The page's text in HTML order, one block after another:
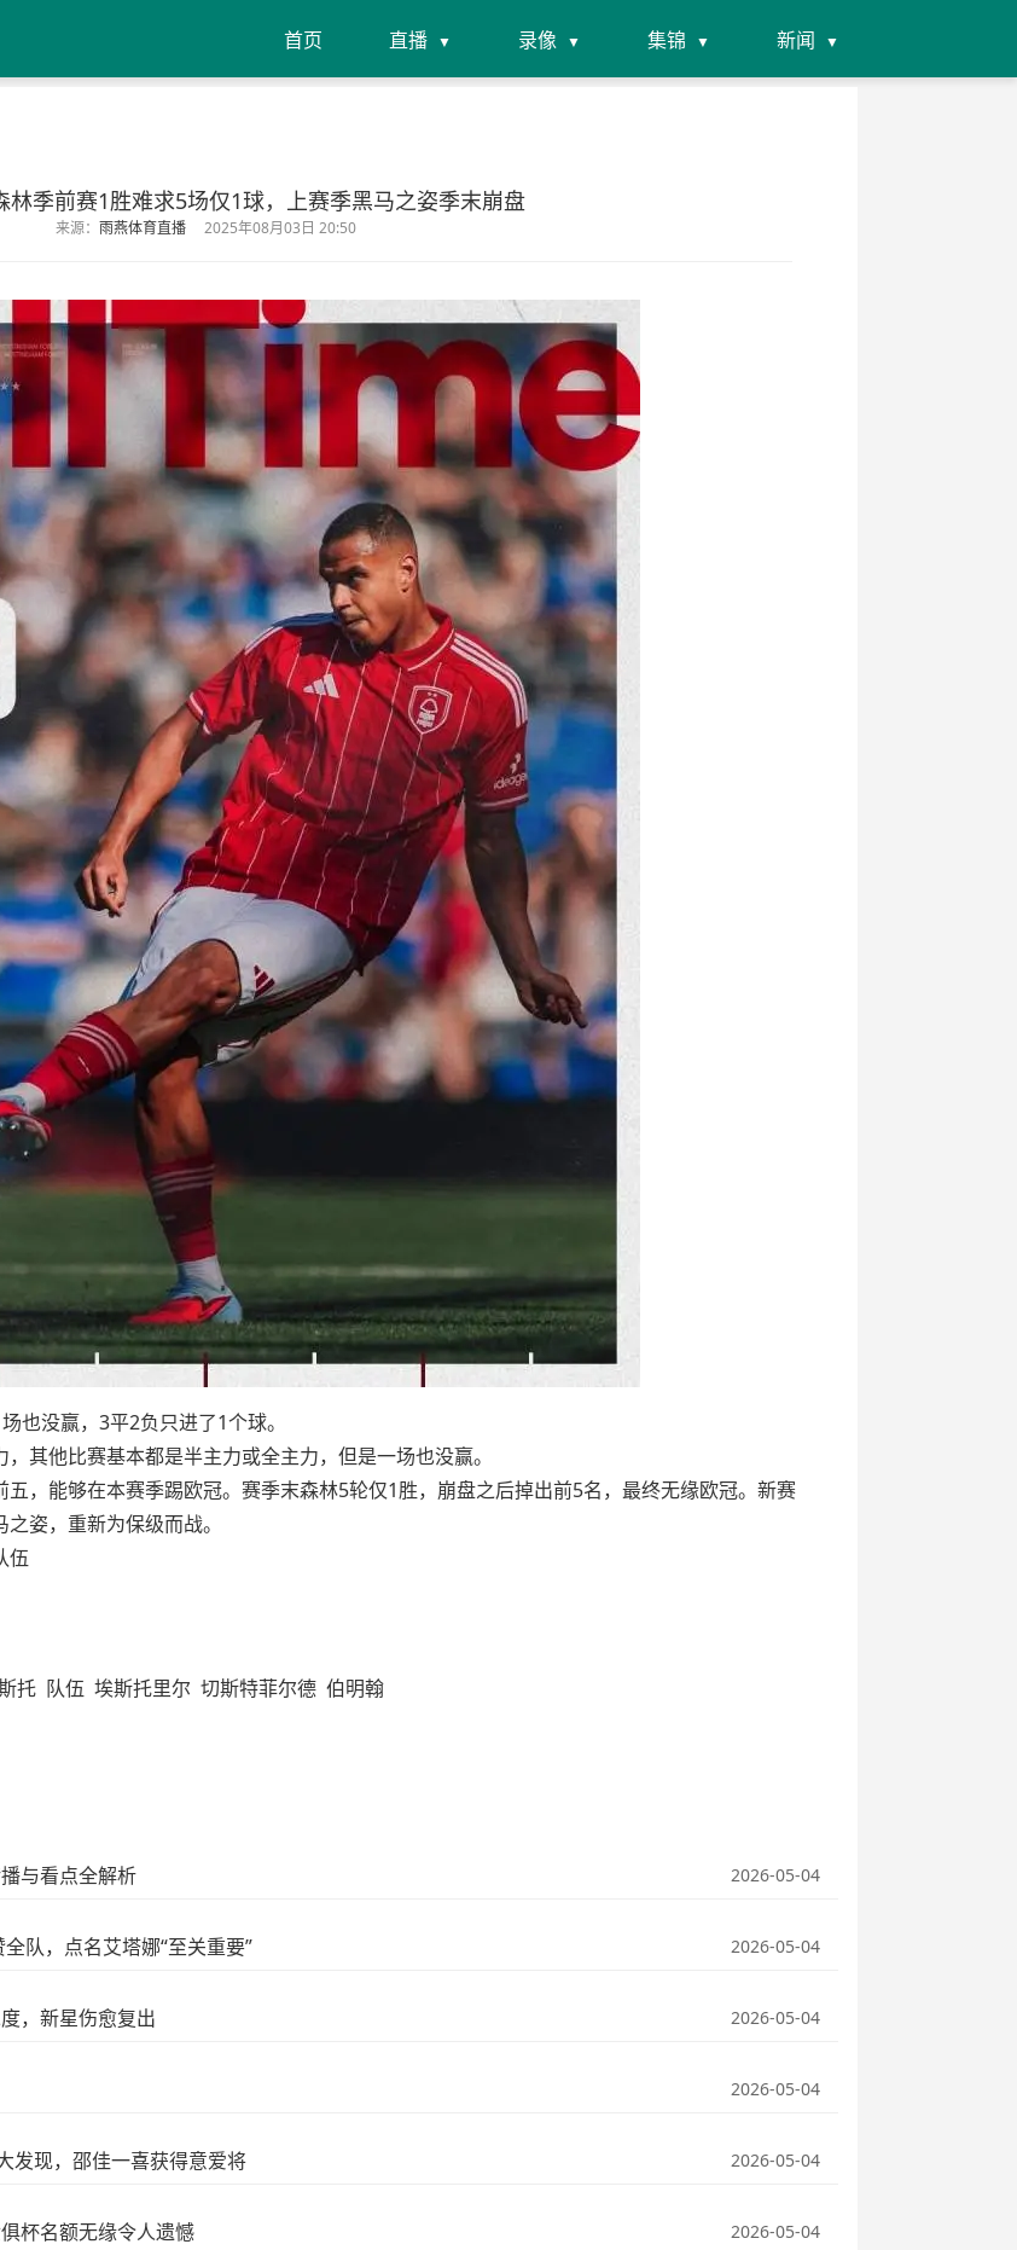
首页 直播 录像 集锦 新闻
林季前赛1胜难求5场仅1球，上赛季黑马之姿季末崩盘
来源： 雨燕体育直播 2025年08月03日 20:50
也没赢，3平2负只进了1个球。
其他比赛基本都是半主力或全主力，但是一场也没赢。
，能够在本赛季踢欧冠。赛季末森林5轮仅1胜，崩盘之后掉出前5名，最终无缘欧冠。新赛
姿，重新为保级而战。
伍
托 队伍 埃斯托里尔 切斯特菲尔德 伯明翰
与看点全解析 2026-05-04
队，点名艾塔娜“至关重要” 2026-05-04
，新星伤愈复出 2026-05-04
2026-05-04
发现，邵佳一喜获得意爱将 2026-05-04
杯名额无缘令人遗憾 2026-05-04